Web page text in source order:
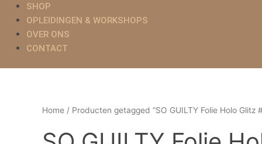
SHOP
OPLEIDINGEN & WORKSHOPS
OVER ONS
CONTACT
Home / Producten getagged “SO GUILTY Folie Holo Glitz